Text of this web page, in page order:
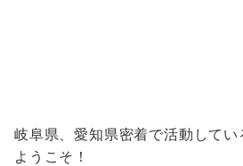
岐阜県、愛知県密着で活動して
ようこそ！